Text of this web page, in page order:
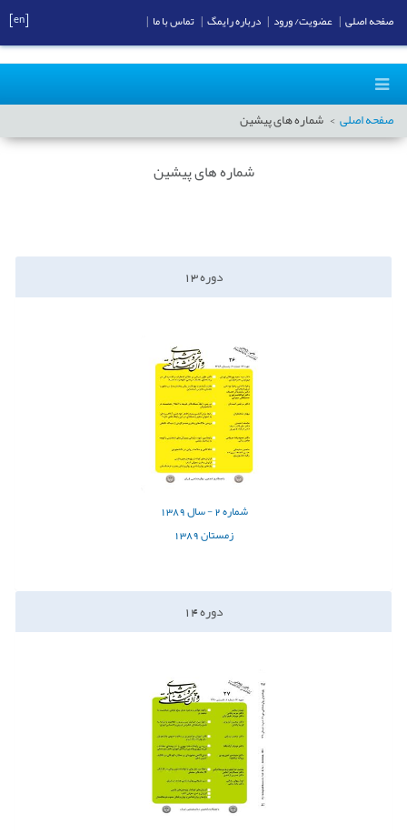
صفحه اصلی شماره های پیشین
شماره های پیشین
دوره13
شماره2 - سال1389
زمستان 1389
دوره14
صفحه اصلی عضویت/ ورود درباره رایمگ تماس با ما